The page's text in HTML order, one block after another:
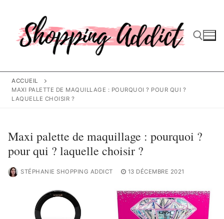
contenu
ACCUEIL
MAXI PALETTE DE MAQUILLAGE : POURQUOI ? POUR QUI ?
LAQUELLE CHOISIR ?
Maxi palette de maquillage : pourquoi ?
pour qui ? laquelle choisir ?
STÉPHANIE SHOPPING ADDICT 13 DÉCEMBRE 2021